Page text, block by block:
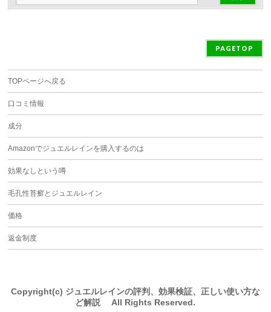
PAGETOP
TOPページへ戻る
口コミ情報
成分
Amazonでジュエルレインを購入するのは
効果なしという噂
毛孔性苔癬とジュエルレイン
価格
返金制度
Copyright(c) ジュエルレインの評判、効果検証、正しい使い方な
ど解説 All Rights Reserved.